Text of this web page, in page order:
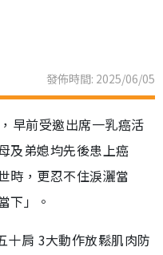
發佈時間: 2025/06/05
早前受邀出席一乳癌活
及弟媳均先後患上癌
時，更忍不住淚灑當
下」。
肩 3大動作放鬆肌肉防